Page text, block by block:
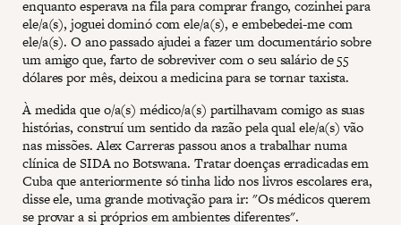
enquanto esperava na fila para comprar frango, cozinhei para
ele/a(s), joguei dominó com ele/a(s), e embebedei-me com
ele/a(s). O ano passado ajudei a fazer um documentário sobre
um amigo que, farto de sobreviver com o seu salário de 55
dólares por mês, deixou a medicina para se tornar taxista.
À medida que o/a(s) médico/a(s) partilhavam comigo as suas
histórias, construí um sentido da razão pela qual ele/a(s) vão
nas missões. Alex Carreras passou anos a trabalhar numa
clínica de SIDA no Botswana. Tratar doenças erradicadas em
Cuba que anteriormente só tinha lido nos livros escolares era,
disse ele, uma grande motivação para ir: "Os médicos querem
se provar a si próprios em ambientes diferentes".